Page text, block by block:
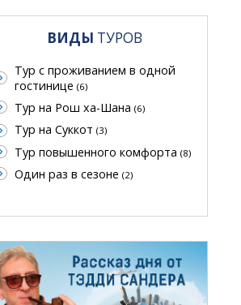
ВИДЫ ТУРОВ
Тур с проживанием в одной
гостинице (6)
Тур на Рош ха-Шана (6)
Тур на Суккот (3)
Тур повышенного комфорта (8)
Один раз в сезоне (2)